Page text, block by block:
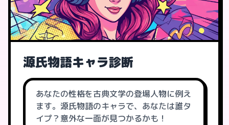
源氏物語キャラ診断
あなたの性格を古典文学の登場人物に例え
ます。源氏物語のキャラで、あなたは誰タ
イプ？意外な一面が見つかるかも！